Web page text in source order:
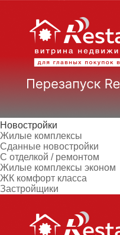
Новостройки
Жилые комплексы
Сданные новостройки
С отделкой / ремонтом
Жилые комплексы эконом
ЖК комфорт класса
Застройщики